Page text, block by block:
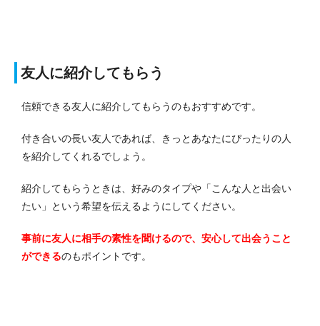
友人に紹介してもらう
信頼できる友人に紹介してもらうのもおすすめです。
付き合いの長い友人であれば、きっとあなたにぴったりの人
を紹介してくれるでしょう。
紹介してもらうときは、好みのタイプや「こんな人と出会い
たい」という希望を伝えるようにしてください。
事前に友人に相手の素性を聞けるので、安心して出会うこと
ができるのもポイントです。